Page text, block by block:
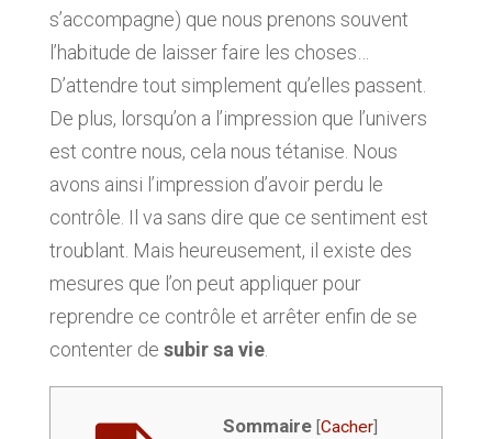
s’accompagne) que nous prenons souvent
l’habitude de laisser faire les choses…
D’attendre tout simplement qu’elles passent.
De plus, lorsqu’on a l’impression que l’univers
est contre nous, cela nous tétanise. Nous
avons ainsi l’impression d’avoir perdu le
contrôle. Il va sans dire que ce sentiment est
troublant. Mais heureusement, il existe des
mesures que l’on peut appliquer pour
reprendre ce contrôle et arrêter enfin de se
contenter de subir sa vie.
Sommaire [Cacher]